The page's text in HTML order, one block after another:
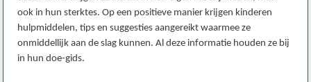
ook in hun sterktes. Op een positieve manier krijgen kinderen
hulpmiddelen, tips en suggesties aangereikt waarmee ze
onmiddellijk aan de slag kunnen. Al deze informatie houden ze bij
in hun doe-gids.